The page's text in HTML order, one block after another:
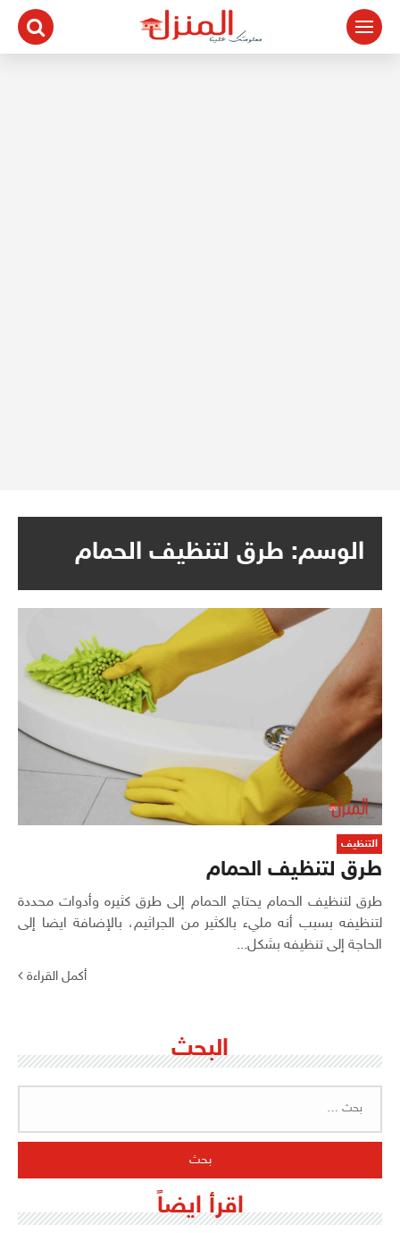
التجاوز
المحتوى
الوسم: طرق لتنظيف الحمام
التنظيف
طرق لتنظيف الحمام
طرق لتنظيف الحمام يحتاج الحمام إلى طرق كثيره وأدوات محددة
لتنظيفه بسبب أنه مليء بالكثير من الجراثيم، بالإضافة ايضا إلى
الحاجة إلى تنظيفه بشكل...
أكمل القراءة
البحث
اقرأ ايضاً